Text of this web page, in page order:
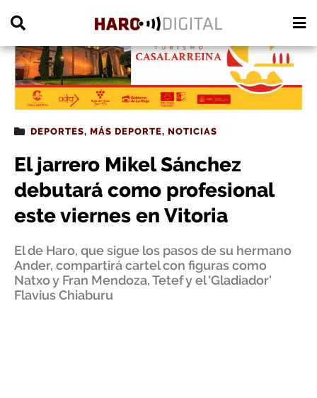
DEPORTES, MÁS DEPORTE, NOTICIAS
El jarrero Mikel Sánchez
debutará como profesional
este viernes en Vitoria
El de Haro, que sigue los pasos de su hermano
Ander, compartirá cartel con figuras como
Natxo y Fran Mendoza, Tetef y el 'Gladiador'
Flavius Chiaburu